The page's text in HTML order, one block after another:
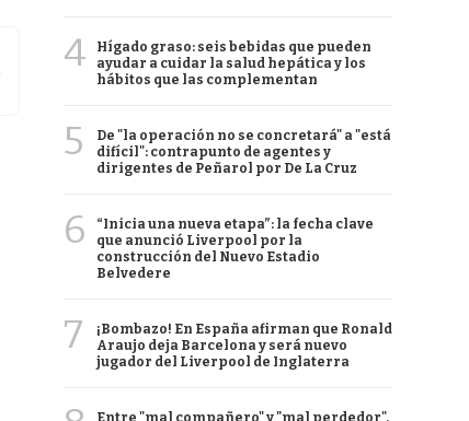
Duración: 38 segundos
4
Hígado graso: seis bebidas que pueden
ayudar a cuidar la salud hepática y los
hábitos que las complementan
5
De "la operación no se concretará" a "está
difícil": contrapunto de agentes y
dirigentes de Peñarol por De La Cruz
6
“Inicia una nueva etapa”: la fecha clave
que anunció Liverpool por la
construcción del Nuevo Estadio
Belvedere
7
¡Bombazo! En España afirman que Ronald
Araujo deja Barcelona y será nuevo
jugador del Liverpool de Inglaterra
Entre "mal compañero" y "mal perdedor",